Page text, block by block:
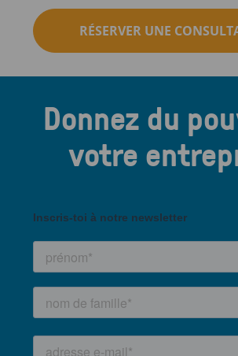
RÉSERVER UNE
Donnez du
votre